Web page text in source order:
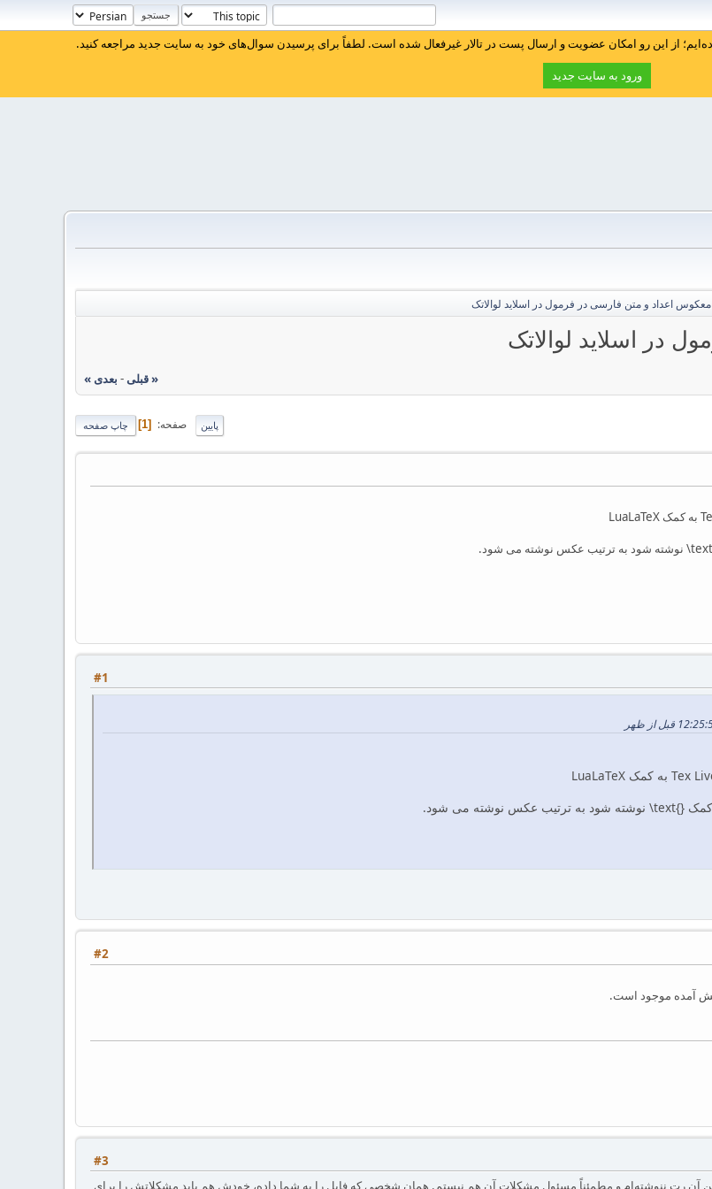
از این رو امکان عضویت و ارسال پست در تالار غیرفعال شده است. لطفاً برای پرسیدن سوال‌های خود به سایت جدید مراجعه کنید.
ورود به سایت جدید
اعداد و متن فارسی در فرمول در اسلاید لوالاتک
در اسلاید لوالاتک
« قبلی- بعدی »
چاپ صفحه پایین صفحه 1
#1
#2
آمده موجود است.
#3
آن رت ننوشته‌ام و مطمئناً مسئول مشکلات آن هم نیستم. همان شخصی که فایل را به شما داده، خودش هم باید مشکلاتش را برای